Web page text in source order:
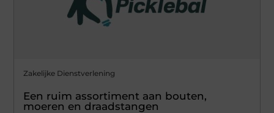
Zakelijke Dienstverlening
Een ruim assortiment aan bouten,
moeren en draadstangen